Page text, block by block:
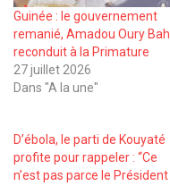
Guinée : le gouvernement
remanié, Amadou Oury Bah
reconduit à la Primature
27 juillet 2026
Dans "A la une"
D’ébola, le parti de Kouyaté
profite pour rappeler : ‘‘Ce
n’est pas parce le Président